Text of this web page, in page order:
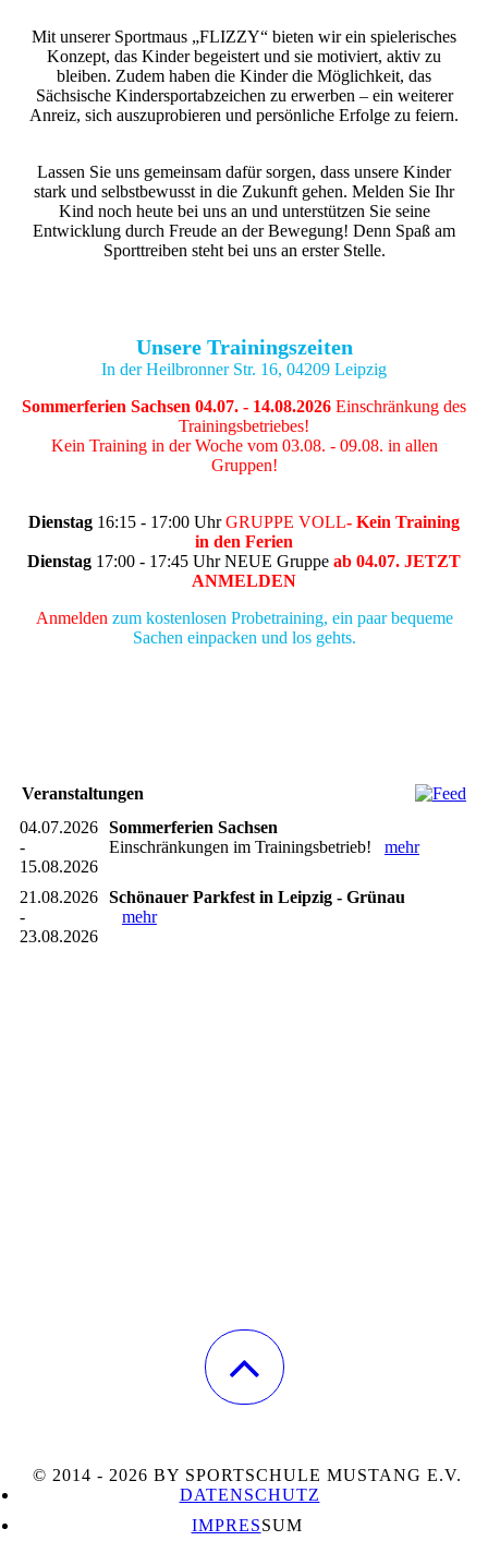
Mit unserer Sportmaus „FLIZZY“ bieten wir ein spielerisches
Konzept, das Kinder begeistert und sie motiviert, aktiv zu
bleiben. Zudem haben die Kinder die Möglichkeit, das
Sächsische Kindersportabzeichen zu erwerben – ein weiterer
Anreiz, sich auszuprobieren und persönliche Erfolge zu feiern.
Lassen Sie uns gemeinsam dafür sorgen, dass unsere Kinder
stark und selbstbewusst in die Zukunft gehen. Melden Sie Ihr
Kind noch heute bei uns an und unterstützen Sie seine
Entwicklung durch Freude an der Bewegung! Denn Spaß am
Sporttreiben steht bei uns an erster Stelle.
Unsere Trainingszeiten
In der Heilbronner Str. 16, 04209 Leipzig
Sommerferien Sachsen 04.07. - 14.08.2026 Einschränkung des
Trainingsbetriebes!
Kein Training in der Woche vom 03.08. - 09.08. in allen
Gruppen!
Dienstag 16:15 - 17:00 Uhr GRUPPE VOLL- Kein Training
in den Ferien
Dienstag 17:00 - 17:45 Uhr NEUE Gruppe ab 04.07. JETZT
ANMELDEN
Anmelden zum kostenlosen Probetraining, ein paar bequeme
Sachen einpacken und los gehts.
Veranstaltungen
04.07.2026
-
15.08.2026
Sommerferien Sachsen
Einschränkungen im Trainingsbetrieb! mehr
21.08.2026
-
23.08.2026
Schönauer Parkfest in Leipzig - Grünau
mehr
© 2014 - 2026 BY SPORTSCHULE MUSTANG E.V.
DATENSCHUTZ
IMPRESSUM